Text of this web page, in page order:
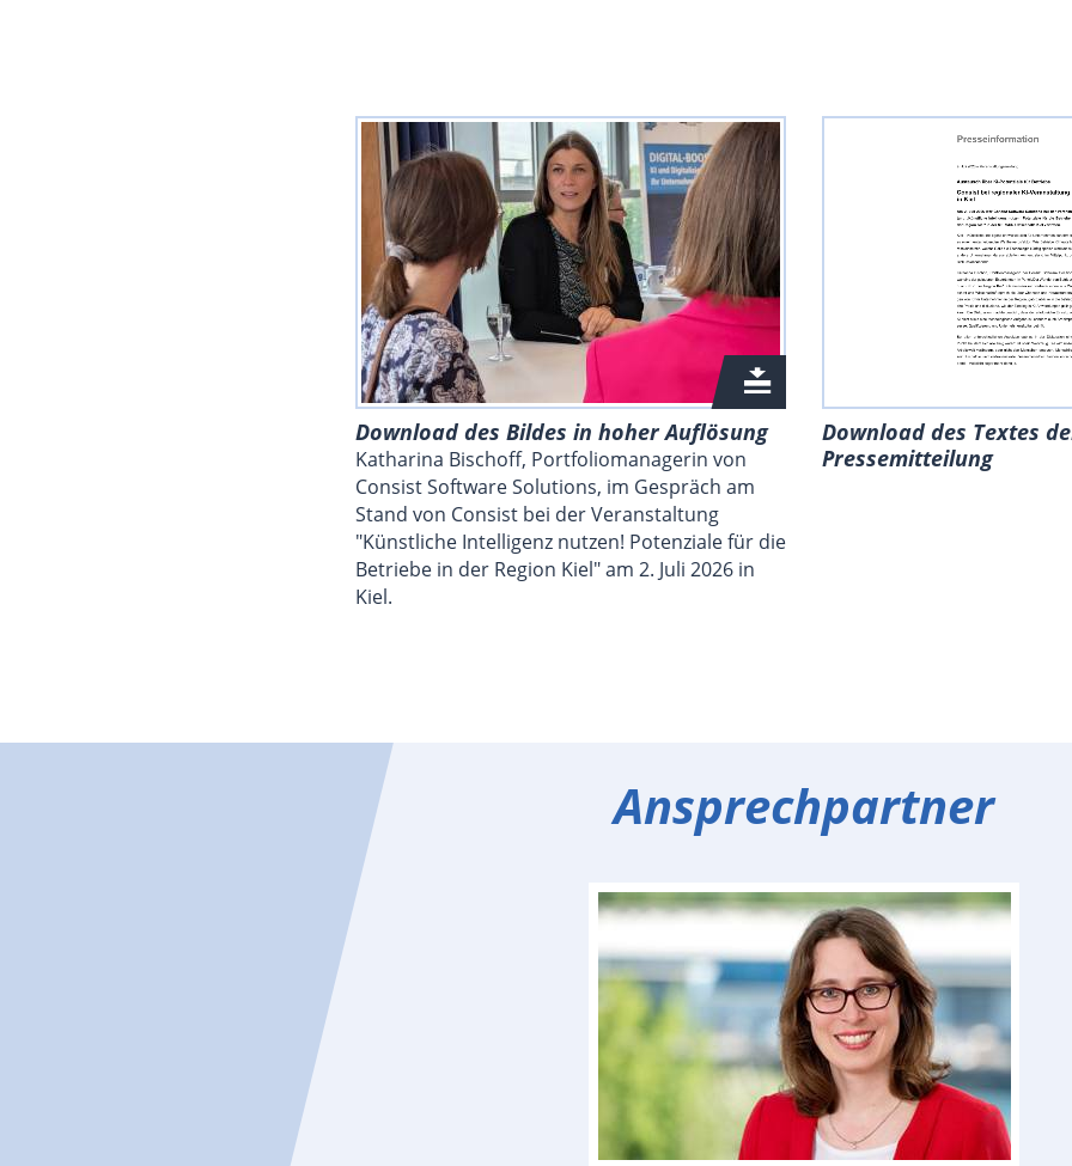
Download des Bildes in hoher Auflösung
Katharina Bischoff, Portfoliomanagerin von
Consist Software Solutions, im Gespräch am
Stand von Consist bei der Veranstaltung
"Künstliche Intelligenz nutzen! Potenziale für die
Betriebe in der Region Kiel" am 2. Juli 2026 in
Kiel.
Download des Textes
Pressemitteilung
Ansprechpartner